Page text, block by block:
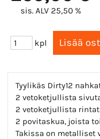
sis. ALV 25,50 %
kpl
Tyylikäs Dirty12
2 vetoketjullista
2 vetoketjullista
2 povitaskua, joista
Takissa on metalliset